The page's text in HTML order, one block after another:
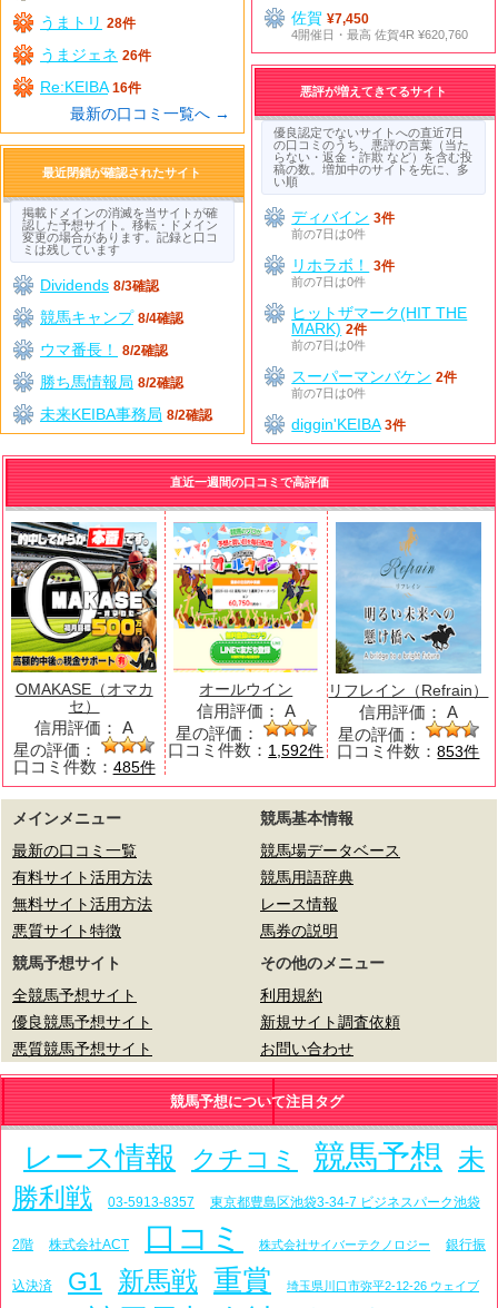
うまトリ 28件
うまジェネ 26件
Re:KEIBA 16件
最新の口コミ一覧へ →
佐賀¥7,450
4開催日・最高 佐賀4R ¥620,760
悪評が増えてきてるサイト
優良認定でないサイトへの直近7日
の口コミのうち、悪評の言葉（当た
らない・返金・詐欺 など）を含む投
稿の数。増加中のサイトを先に、多
い順
ディバイン 3件
前の7日は0件
リホラボ！
3件
前の7日は0件
ヒットザマーク(HIT THE
MARK) 2件
前の7日は0件
スーパーマンバケン 2件
前の7日は0件
diggin'KEIBA 3件
最近閉鎖が確認されたサイト
掲載ドメインの消滅を当サイトが確
認した予想サイト。移転・ドメイン
変更の場合があります。記録と口コ
ミは残しています
Dividends 8/3確認
競馬キャンプ 8/4確認
ウマ番長！ 8/2確認
勝ち馬情報局 8/2確認
未来KEIBA事務局 8/2確認
直近一週間の口コミで高評価
OMAKASE（オマカ
セ）
信用評価： A
星の評価：
口コミ件数： 485件
オールウイン
信用評価： A
星の評価：
口コミ件数： 1,592件
リフレイン（Refrain）
信用評価： A
星の評価：
口コミ件数：853件
メインメニュー
最新の口コミ一覧
有料サイト活用方法
無料サイト活用方法
悪質サイト特徴
競馬基本情報
競馬場データベース
競馬用語辞典
レース情報
馬券の説明
競馬予想サイト
全競馬予想サイト
優良競馬予想サイト
悪質競馬予想サイト
その他のメニュー
利用規約
新規サイト調査依頼
お問い合わせ
競馬予想について注目タグ
レース情報 クチコミ 競馬予想
未
勝利戦
03-5913-8357 東京都豊島区池袋3-34-7 ビジネスパーク池袋
2階 株式会社ACT 口コミ 株式会社サイバーテクノロジー 銀行振
込決済 G1 新馬戦 重賞 埼玉県川口市弥平2-12-26 ウェイブ